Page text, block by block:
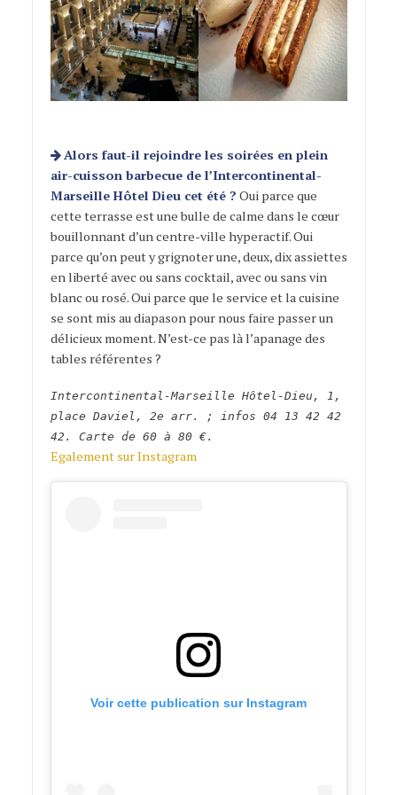
Alors faut-il rejoindre les soirées en plein
air-cuisson barbecue de l’Intercontinental-
Marseille Hôtel Dieu cet été ? Oui parce que
cette terrasse est une bulle de calme dans le cœur
bouillonnant d’un centre-ville hyperactif. Oui
parce qu’on peut y grignoter une, deux, dix assiettes
en liberté avec ou sans cocktail, avec ou sans vin
blanc ou rosé. Oui parce que le service et la cuisine
se sont mis au diapason pour nous faire passer un
délicieux moment. N’est-ce pas là l’apanage des
tables référentes ?
Intercontinental-Marseille Hôtel-Dieu, 1,
place Daviel, 2e arr. ; infos 04 13 42 42
42. Carte de 60 à 80 €.
Egalement sur Instagram
Voir cette publication sur Instagram